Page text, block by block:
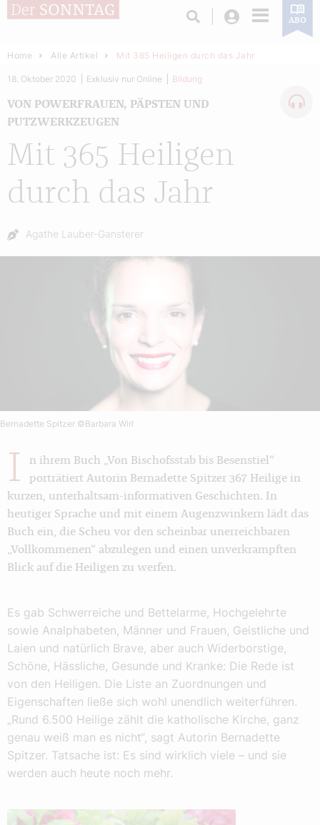
Login ABO
Home Alle Artikel Mit 365 Heiligen durch das Jahr
Mit 365 Heiligen
durch das Jahr
VON POWERFRAUEN, PÄPSTEN UND
PUTZWERKZEUGEN
18. Oktober 2020 Exklusiv nur Online Bildung
Autor:
Agathe Lauber-Gansterer
Bernadette Spitzer ©Barbara Wirl
I
n ihrem Buch „Von Bischofsstab bis Besenstiel“
porträtiert Autorin Bernadette Spitzer 367 Heilige in
kurzen, unterhaltsam-informativen Geschichten. In
heutiger Sprache und mit einem Augenzwinkern lädt das
Buch ein, die Scheu vor den scheinbar unerreichbaren
„Vollkommenen“ abzulegen und einen unverkrampften
Blick auf die Heiligen zu werfen.
Es gab Schwerreiche und Bettelarme, Hochgelehrte
sowie Analphabeten, Männer und Frauen, Geistliche und
Laien und natürlich Brave, aber auch Widerborstige,
Schöne, Hässliche, Gesunde und Kranke: Die Rede ist
von den Heiligen. Die Liste an Zuordnungen und
Eigenschaften ließe sich wohl unendlich weiterführen.
„Rund 6.500 Heilige zählt die katholische Kirche, ganz
genau weiß man es nicht“, sagt Autorin Bernadette
Spitzer. Tatsache ist: Es sind wirklich viele – und sie
werden auch heute noch mehr.